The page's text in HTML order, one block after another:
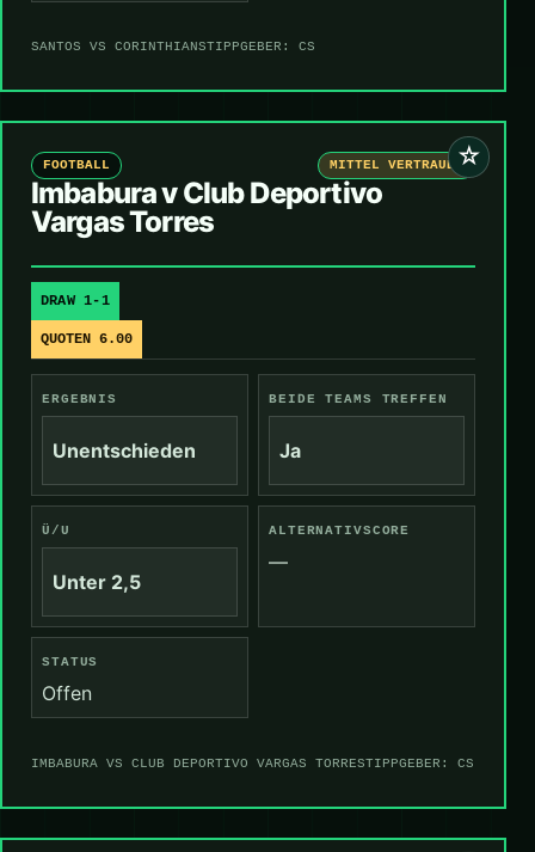
SANTOS VS CORINTHIANSTIPPGEBER: CS
☆
FOOTBALL MITTEL VERTRAUEN
Imbabura v Club Deportivo
Vargas Torres
DRAW 1-1
QUOTEN 6.00
ERGEBNIS
Unentschieden
BEIDE TEAMS TREFFEN
Ja
Ü/U
Unter 2,5
ALTERNATIVSCORE
—
STATUS
Offen
IMBABURA VS CLUB DEPORTIVO VARGAS TORRESTIPPGEBER: CS